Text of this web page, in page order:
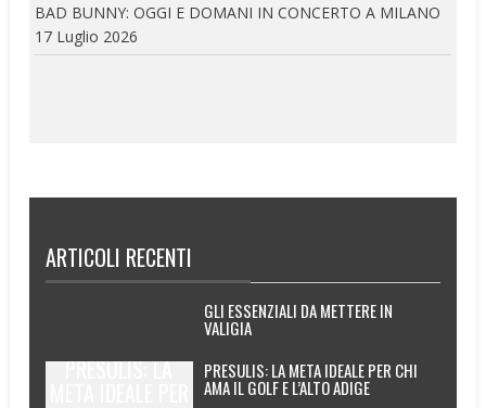
BAD BUNNY: OGGI E DOMANI IN CONCERTO A MILANO
17 Luglio 2026
ARTICOLI RECENTI
GLI ESSENZIALI DA METTERE IN
VALIGIA
PRESULIS: LA PRESULIS: LA META IDEALE PER CHI
AMA IL GOLF E L’ALTO ADIGE